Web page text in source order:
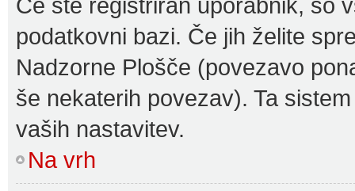
podatkovni bazi. Če jih želite
Nadzorne Plošče (povezavo
še nekaterih povezav). Ta
vaših nastavitev.
Na vrh